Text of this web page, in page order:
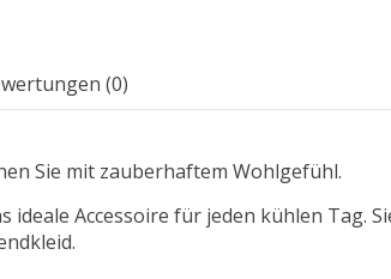
(0)
Sie mit zauberhaftem Wohlgefühl.
ideale Accessoire für jeden kühlen